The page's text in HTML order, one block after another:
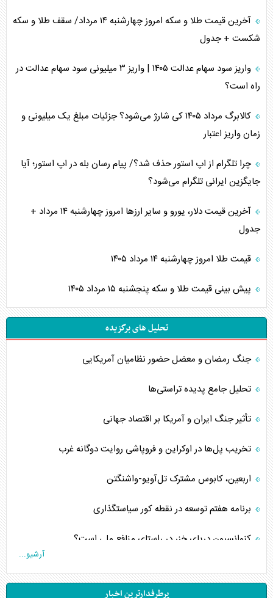
آخرین قیمت طلا و سکه امروز چهارشنبه ۱۴ مرداد/ سقف طلا و سکه
شکست + جدول
واریز سود سهام عدالت ۱۴۰۵ | واریز ۳ میلیونی سود سهام عدالت در
راه است؟
کالابرگ مرداد ۱۴۰۵ کی شارژ می‌شود؟ جزئیات مبلغ یک میلیونی و
زمان واریز اعتبار
چرا تلگرام از اپ استور حذف شد؟/ پیام رسان بله در اپ استور؛ آیا
جایگزین ایرانی تلگرام می‌شود؟
آخرین قیمت دلار، یورو و سایر ارز‌ها امروز چهارشنبه ۱۴ مرداد +
جدول
قیمت طلا امروز چهارشنبه ۱۴ مرداد ۱۴۰۵
پیش بینی قیمت طلا و سکه پنجشنبه ۱۵ مرداد ۱۴۰۵
تحلیل های برگزیده
جنگ رمضان و معضل حضور نظامیان آمریکایی
تحلیل جامع پدیده تراستی‌ها
تأثیر جنگ ایران و آمریکا بر اقتصاد جهانی
تخریب پل‌ها در اوکراین و فروپاشی روایت دوگانه غرب
اربعین، کابوس مشترک تل‌آویو-واشنگتن
برنامه هفتم توسعه در نقطه کور سیاستگذاری
کنوانسیون دریای خزر در راستای منافع ملی است؟
اوکراین بازوی مخرب آمریکا در غرب آسیا
آرشیو...
پرطرفدارترین اخبار